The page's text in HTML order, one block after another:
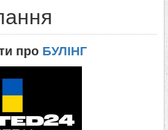
про БУЛІНГ